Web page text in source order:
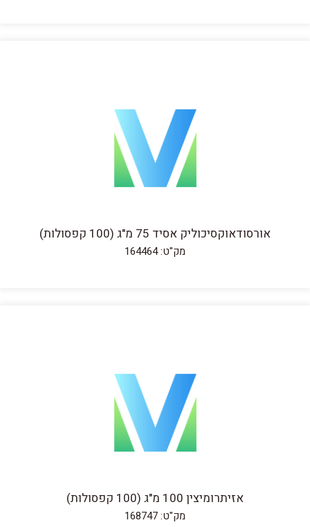
אורסודאוקסיכוליק אסיד 75 מ"ג (100 קפסולות)
מק"ט: 164464
אזיתרומיצין 100 מ"ג (100 קפסולות)
מק"ט: 168747